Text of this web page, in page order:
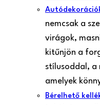
nemcsak a
virágok,
kitűnjön a
stílusoddal, a
amelyek
Bérelhető